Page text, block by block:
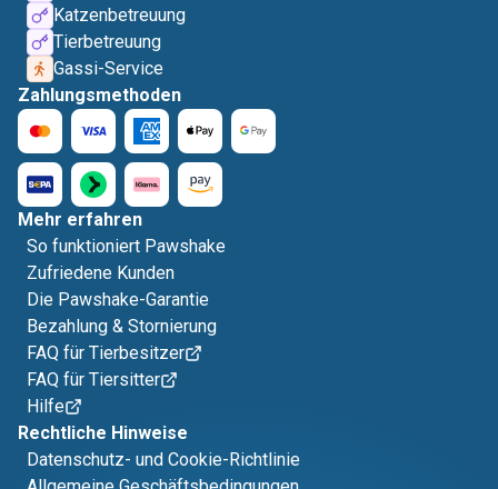
Katzenbetreuung
Tierbetreuung
Gassi-Service
Zahlungsmethoden
Mehr erfahren
So funktioniert Pawshake
Zufriedene Kunden
Die Pawshake-Garantie
Bezahlung & Stornierung
FAQ für Tierbesitzer
FAQ für Tiersitter
Hilfe
Rechtliche Hinweise
Datenschutz- und Cookie-Richtlinie